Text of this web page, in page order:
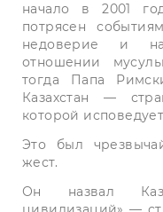
начало в 2001
потрясен
недоверие и
отношении
тогда Папа
Казахстан —
которой
Это был
жест.
Он назвал